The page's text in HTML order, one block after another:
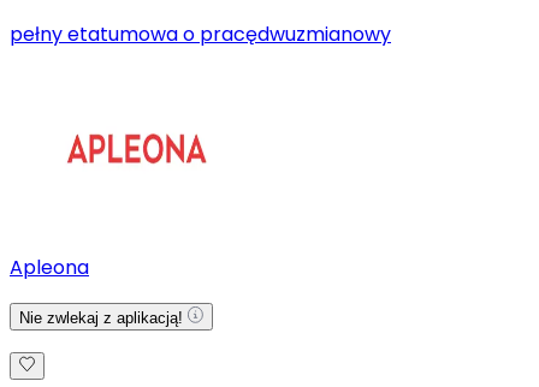
pełny etatumowa o pracędwuzmianowy
Apleona
Nie zwlekaj z aplikacją!